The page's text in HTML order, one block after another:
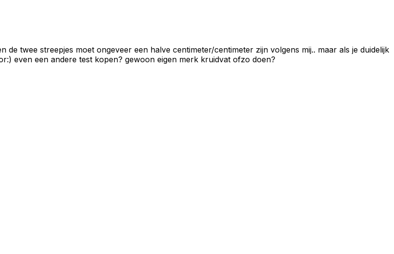
twee streepjes moet ongeveer een halve centimeter/centimeter zijn volgens mij.. maar als je duidelijk
even een andere test kopen? gewoon eigen merk kruidvat ofzo doen?